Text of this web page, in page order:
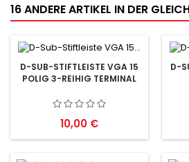
16 ANDERE ARTIKEL IN DER
D-SUB-STIFTLEISTE VGA 15
POLIG 3-REIHIG TERMINAL
Preis
10,00 €
D-